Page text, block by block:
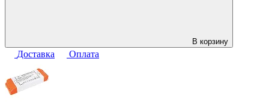
В корзину
Доставка Оплата